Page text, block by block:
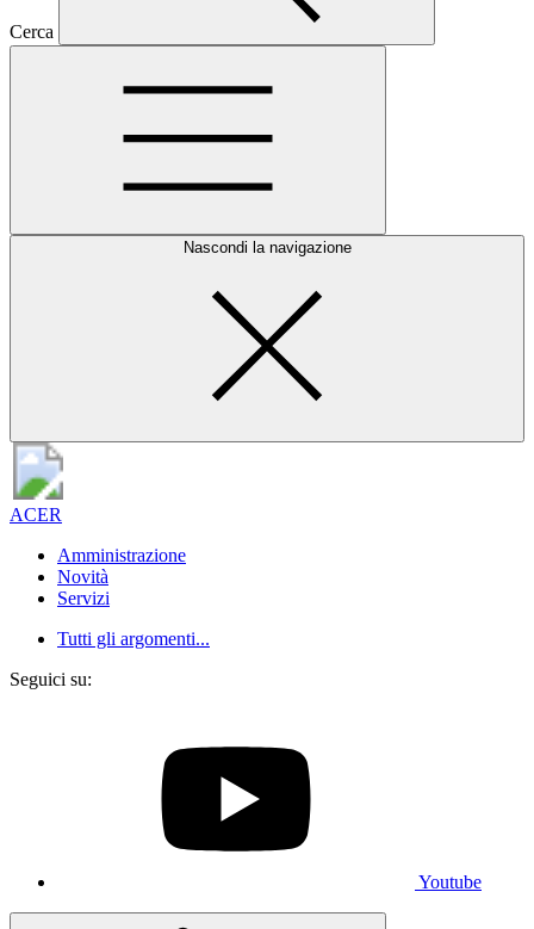
Cerca
Nascondi la navigazione
ACER
Amministrazione
Novità
Servizi
Tutti gli argomenti...
Seguici su:
Youtube